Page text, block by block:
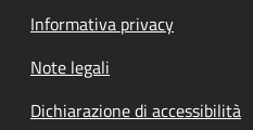
Informativa privacy
Note legali
Dichiarazione di accessibilità